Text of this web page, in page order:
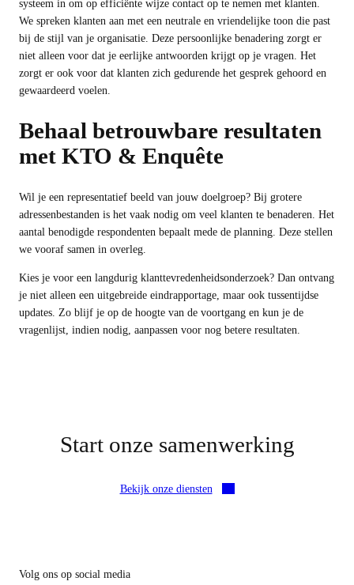
systeem in om op efficiënte wijze contact op te nemen met klanten.
We spreken klanten aan met een neutrale en vriendelijke toon die past
bij de stijl van je organisatie. Deze persoonlijke benadering zorgt er
niet alleen voor dat je eerlijke antwoorden krijgt op je vragen. Het
zorgt er ook voor dat klanten zich gedurende het gesprek gehoord en
gewaardeerd voelen.
Behaal betrouwbare resultaten
met KTO & Enquête
Wil je een representatief beeld van jouw doelgroep? Bij grotere
adressenbestanden is het vaak nodig om veel klanten te benaderen. Het
aantal benodigde respondenten bepaalt mede de planning. Deze stellen
we vooraf samen in overleg.
Kies je voor een langdurig klanttevredenheidsonderzoek? Dan ontvang
je niet alleen een uitgebreide eindrapportage, maar ook tussentijdse
updates. Zo blijf je op de hoogte van de voortgang en kun je de
vragenlijst, indien nodig, aanpassen voor nog betere resultaten.
Start onze samenwerking
Bekijk onze diensten
Volg ons op social media